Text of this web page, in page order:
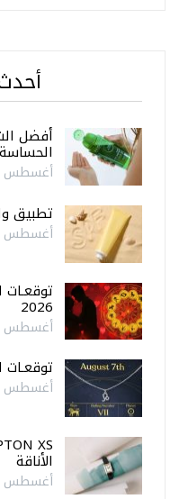
أفضل
الحساسة
أغسطس 7, 2026
تطبيق
أغسطس 7, 2026
2026
أغسطس 7, 2026
توقعـات
أغسطس 7, 2026
الأناقة
أغسطس 7, 2026